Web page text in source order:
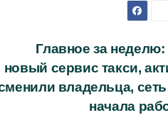
Главное за неделю:
новый сервис такси,
владельца,
начала